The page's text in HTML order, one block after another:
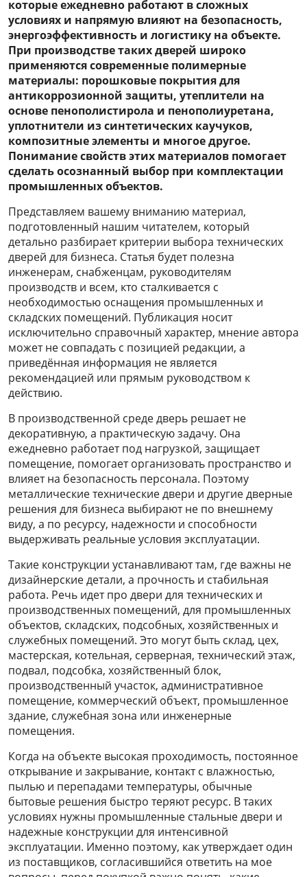
которые ежедневно работают в сложных
условиях и напрямую влияют на безопасность,
энергоэффективность и логистику на объекте.
При производстве таких дверей широко
применяются современные полимерные
материалы: порошковые покрытия для
антикоррозионной защиты, утеплители на
основе пенополистирола и пенополиуретана,
уплотнители из синтетических каучуков,
композитные элементы и многое другое.
Понимание свойств этих материалов помогает
сделать осознанный выбор при комплектации
промышленных объектов.
Представляем вашему вниманию материал,
подготовленный нашим читателем, который
детально разбирает критерии выбора технических
дверей для бизнеса. Статья будет полезна
инженерам, снабженцам, руководителям
производств и всем, кто сталкивается с
необходимостью оснащения промышленных и
складских помещений. Публикация носит
исключительно справочный характер, мнение автора
может не совпадать с позицией редакции, а
приведённая информация не является
рекомендацией или прямым руководством к
действию.
В производственной среде дверь решает не
декоративную, а практическую задачу. Она
ежедневно работает под нагрузкой, защищает
помещение, помогает организовать пространство и
влияет на безопасность персонала. Поэтому
металлические технические двери и другие дверные
решения для бизнеса выбирают не по внешнему
виду, а по ресурсу, надежности и способности
выдерживать реальные условия эксплуатации.
Такие конструкции устанавливают там, где важны не
дизайнерские детали, а прочность и стабильная
работа. Речь идет про двери для технических и
производственных помещений, для промышленных
объектов, складских, подсобных, хозяйственных и
служебных помещений. Это могут быть склад, цех,
мастерская, котельная, серверная, технический этаж,
подвал, подсобка, хозяйственный блок,
производственный участок, административное
помещение, коммерческий объект, промышленное
здание, служебная зона или инженерные
помещения.
Когда на объекте высокая проходимость, постоянное
открывание и закрывание, контакт с влажностью,
пылью и перепадами температуры, обычные
бытовые решения быстро теряют ресурс. В таких
условиях нужны промышленные стальные двери и
надежные конструкции для интенсивной
эксплуатации. Именно поэтому, как утверждает один
из поставщиков, согласившийся ответить на мое